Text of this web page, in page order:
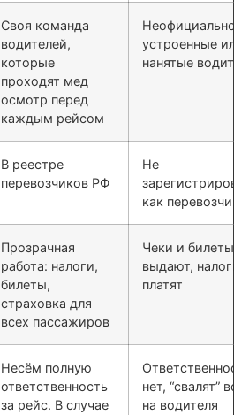
Своя команда
водителей,
которые
проходят мед
осмотр перед
каждым рейсом
устроенные
нанятые
В реестре
перевозчиков РФ
Не
как
Прозрачная
работа: налоги,
билеты,
страховка для
всех пассажиров
Чеки и
выдают,
платят
Несём полную
ответственность
за рейс. В случае
нет, “свалят”
на водителя